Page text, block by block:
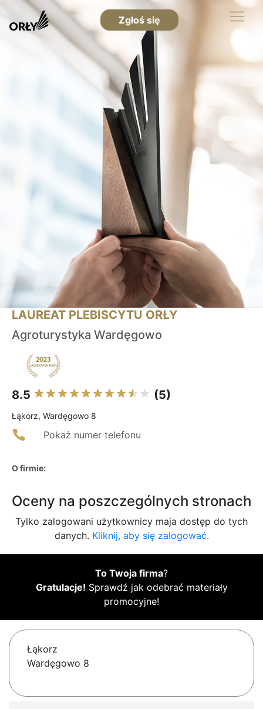
Zgłoś się
LAUREAT PLEBISCYTU ORŁY
Agroturystyka Wardęgowo
8.5 (5)
Łąkorz, Wardęgowo 8
Pokaż numer telefonu
O firmie:
Oceny na poszczególnych stronach
Tylko zalogowani użytkownicy maja dostęp do tych
danych. Kliknij, aby się zalogować.
To Twoja firma?
Gratulacje! Sprawdź jak odebrać materiały
promocyjne!
Łąkorz
Wardęgowo 8